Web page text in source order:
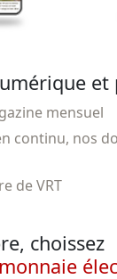
et
mensuel
continu, nos
de VRT
choissez